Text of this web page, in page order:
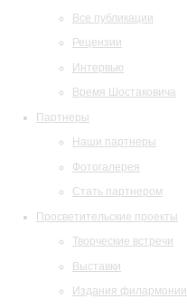
Все публикации
Рецензии
Интервью
Время Шостаковича
Партнеры
Наши партнеры
Фотогалерея
Стать партнером
Просветительские проекты
Творческие встречи
Выставки
Издания филармонии